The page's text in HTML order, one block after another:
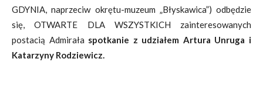
GDYNIA, naprzeciw okrętu-muzeum „Błyskawica”) odbędzie
się, OTWARTE DLA WSZYSTKICH zainteresowanych
postacią Admirała spotkanie z udziałem Artura Unruga i
Katarzyny Rodziewicz.